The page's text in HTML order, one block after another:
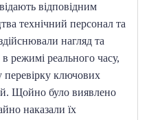
відповідним
технічний персонал та
нагляд та
в режимі реального часу,
перевірку ключових
Щойно було виявлено
наказали їх